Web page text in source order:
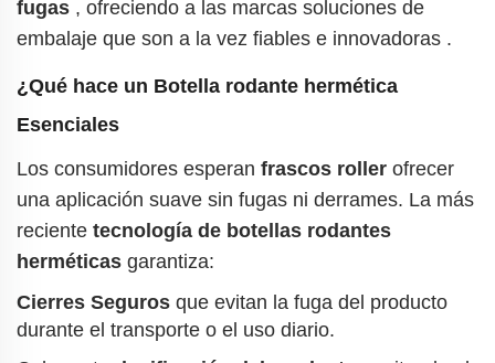
fugas , ofreciendo a las marcas soluciones de
embalaje que son a la vez fiables e innovadoras .
¿Qué hace un Botella rodante hermética
Esenciales
Los consumidores esperan frascos roller ofrecer
una aplicación suave sin fugas ni derrames. La más
reciente tecnología de botellas rodantes
herméticas garantiza:
Cierres Seguros que evitan la fuga del producto
durante el transporte o el uso diario.